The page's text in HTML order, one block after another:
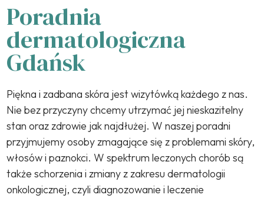
Poradnia
dermatologiczna
Gdańsk
Piękna i zadbana skóra jest wizytówką każdego z nas.
Nie bez przyczyny chcemy utrzymać jej nieskazitelny
stan oraz zdrowie jak najdłużej. W naszej poradni
przyjmujemy osoby zmagające się z problemami skóry,
włosów i paznokci. W spektrum leczonych chorób są
także schorzenia i zmiany z zakresu dermatologii
onkologicznej, czyli diagnozowanie i leczenie